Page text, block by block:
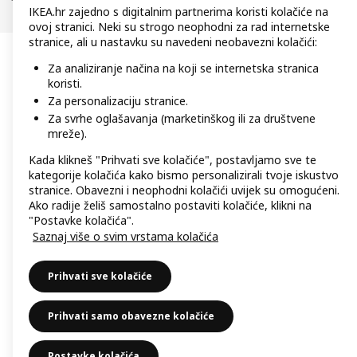
IKEA.hr zajedno s digitalnim partnerima koristi kolačiće na
ovoj stranici. Neki su strogo neophodni za rad internetske
stranice, ali u nastavku su navedeni neobavezni kolačići:
Za analiziranje načina na koji se internetska stranica
koristi.
Za personalizaciju stranice.
Za svrhe oglašavanja (marketinškog ili za društvene
mreže).
Kada klikneš "Prihvati sve kolačiće", postavljamo sve te
kategorije kolačića kako bismo personalizirali tvoje iskustvo
stranice. Obavezni i neophodni kolačići uvijek su omogućeni.
Ako radije želiš samostalno postaviti kolačiće, klikni na
"Postavke kolačića".
Saznaj više o svim vrstama kolačića
Prihvati sve kolačiće
Prihvati samo obavezne kolačiće